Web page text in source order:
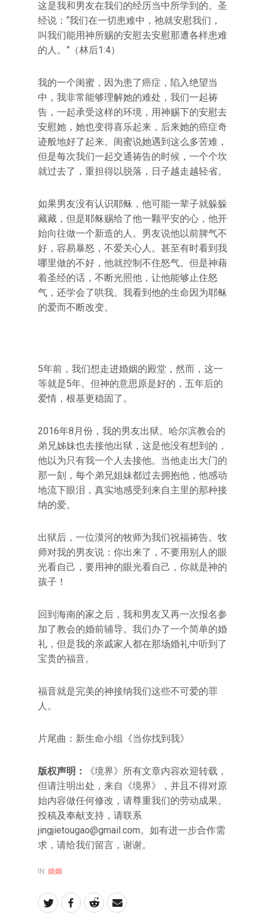
这是我和男友在我们的经历当中所学到的。圣
经说：“我们在一切患难中，祂就安慰我们，
叫我们能用神所赐的安慰去安慰那遭各样患难
的人。”（林后1:4）
我的一个闺蜜，因为患了癌症，陷入绝望当
中，我非常能够理解她的难处，我们一起祷
告，一起承受这样的环境，用神赐下的安慰去
安慰她，她也变得喜乐起来，后来她的癌症奇
迹般地好了起来。闺蜜说她遇到这么多苦难，
但是每次我们一起交通祷告的时候，一个个坎
就过去了，重担得以脱落，日子越走越轻省。
如果男友没有认识耶稣，他可能一辈子就躲躲
藏藏，但是耶稣赐给了他一颗平安的心，他开
始向往做一个新造的人。男友说他以前脾气不
好，容易暴怒，不爱关心人。甚至有时看到我
哪里做的不好，他就控制不住怒气。但是神藉
着圣经的话，不断光照他，让他能够止住怒
气，还学会了哄我。我看到他的生命因为耶稣
的爱而不断改变。
5年前，我们想走进婚姻的殿堂，然而，这一
等就是5年。但神的意思原是好的，五年后的
爱情，根基更稳固了。
2016年8月份，我的男友出狱。哈尔滨教会的
弟兄姊妹也去接他出狱，这是他没有想到的，
他以为只有我一个人去接他。当他走出大门的
那一刻，每个弟兄姐妹都过去拥抱他，他感动
地流下眼泪，真实地感受到来自主里的那种接
纳的爱。
出狱后，一位漠河的牧师为我们祝福祷告。牧
师对我的男友说：你出来了，不要用别人的眼
光看自己，要用神的眼光看自己，你就是神的
孩子！
回到海南的家之后，我和男友又再一次报名参
加了教会的婚前辅导。我们办了一个简单的婚
礼，但是我的亲戚家人都在那场婚礼中听到了
宝贵的福音。
福音就是完美的神接纳我们这些不可爱的罪
人。
片尾曲：新生命小组《当你找到我》
版权声明：
《境界》所有文章内容欢迎转载，
但请注明出处，来自《境界》，并且不得对原
始内容做任何修改，请尊重我们的劳动成果。
投稿及奉献支持，请联系
jingjietougao@gmail.com。如有进一步合作需
求，请给我们留言，谢谢。
IN: 婚姻